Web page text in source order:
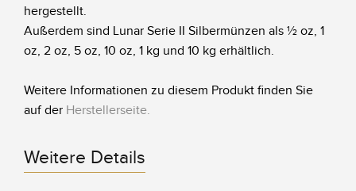
hergestellt.
Außerdem sind Lunar Serie II Silbermünzen als ½ oz, 1
oz, 2 oz, 5 oz, 10 oz, 1 kg und 10 kg erhältlich.
Weitere Informationen zu diesem Produkt finden Sie
auf der Herstellerseite.
Weitere Details